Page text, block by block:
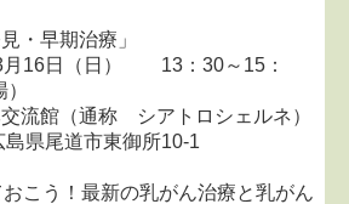
・早期治療」
月16日（日） 13：30～15：
流館（通称 シアトロシェルネ）
県尾道市東御所10-1
こう！最新の乳がん治療と乳がん